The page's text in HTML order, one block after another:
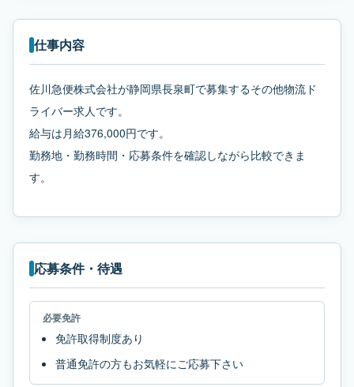
仕事内容
佐川急便株式会社が静岡県長泉町で募集するその他物流ド
ライバー求人です。
給与は月給376,000円です。
勤務地・勤務時間・応募条件を確認しながら比較できま
す。
応募条件・待遇
必要免許
免許取得制度あり
普通免許の方もお気軽にご応募下さい